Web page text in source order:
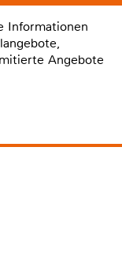
Informationen
Angebote